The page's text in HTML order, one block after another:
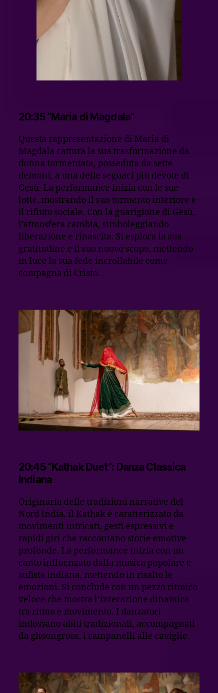
20:35 “Maria di Magdala”
Questa rappresentazione di Maria di
Magdala cattura la sua trasformazione da
donna tormentata, posseduta da sette
demoni, a una delle seguaci più devote di
Gesù. La performance inizia con le sue
lotte, mostrando il suo tormento interiore e
il rifiuto sociale. Con la guarigione di Gesù,
l’atmosfera cambia, simboleggiando
liberazione e rinascita. Si esplora la sua
gratitudine e il suo nuovo scopo, mettendo
in luce la sua fede incrollabile come
compagna di Cristo.
20:45 “Kathak Duet”: Danza Classica
Indiana
Originaria delle tradizioni narrative del
Nord India, il Kathak è caratterizzato da
movimenti intricati, gesti espressivi e
rapidi giri che raccontano storie emotive
profonde. La performance inizia con un
canto influenzato dalla musica popolare e
sufista indiana, mettendo in risalto le
emozioni. Si conclude con un pezzo ritmico
veloce che mostra l’interazione dinamica
tra ritmo e movimento. I danzatori
indossano abiti tradizionali, accompagnati
da ghoongroos, i campanelli alle caviglie.